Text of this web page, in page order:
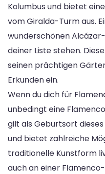
Kolumbus und bietet
vom Giralda-Turm aus.
wunderschönen
deiner Liste stehen.
seinen prächtigen
Erkunden ein.
Wenn du dich für
unbedingt eine
gilt als Geburtsort
und bietet zahlreiche
traditionelle Kunstform
auch an einer